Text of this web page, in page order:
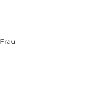
Frau